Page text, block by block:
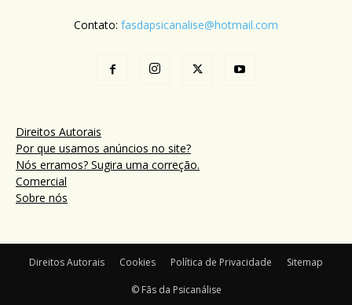
Contato: fasdapsicanalise@hotmail.com
Direitos Autorais
Por que usamos anúncios no site?
Nós erramos? Sugira uma correção.
Comercial
Sobre nós
Direitos Autorais Cookies Política de Privacidade Sitemap
© Fãs da Psicanálise